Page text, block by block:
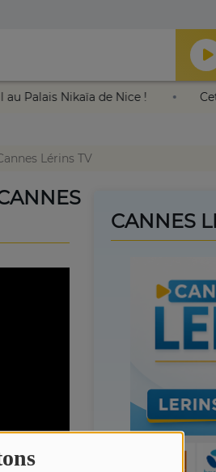
soleil au Palais Nikaïa de Nice !
Lérins TV
CANNES